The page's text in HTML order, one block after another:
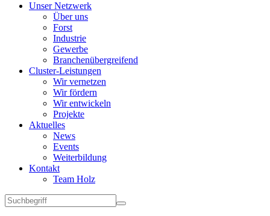
Unser Netzwerk
Über uns
Forst
Industrie
Gewerbe
Branchenübergreifend
Cluster-Leistungen
Wir vernetzen
Wir fördern
Wir entwickeln
Projekte
Aktuelles
News
Events
Weiterbildung
Kontakt
Team Holz